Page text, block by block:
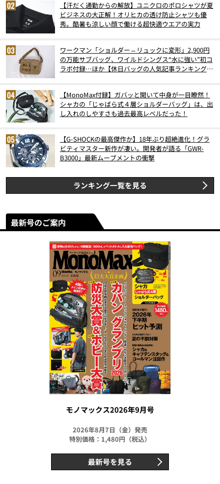
【汗だく通勤からの解放】ユニクロのポロシャツが夏
ビジネスの大正解！オリヒカの透け防止シャツも優
秀。酷暑も涼しい顔で働ける超快適ウエアの実力
ワークマン「ショルダー⇔リュックに変形」2,900円
の万能サブバッグ、ワイルドシングス“水に強い”初コ
ラボ付録…ほか【休日バッグの人気記事ランキングベ
【MonoMax付録】ガバッと開いて中身が一目瞭然！
シャカの「じゃばら式４層ショルダーバッグ」は、出
し入れのしやすさも過去最高レベルだった！
【G-SHOCKの最高傑作か】18年ぶり超絶進化！グラ
ビティマスター新作が凄い。開発者が語る「GWR-
B3000」最新ムーブメントの衝撃
ランキング一覧を見る
最新号のご案内
モノマックス2026年9月号
2026年8月7日（金）発売
特別価格：1,480円（税込）
最新号を見る